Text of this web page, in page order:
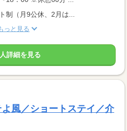
（月9公休、2月は...
っと見る
詳細を見る
風／ショートステイ／介